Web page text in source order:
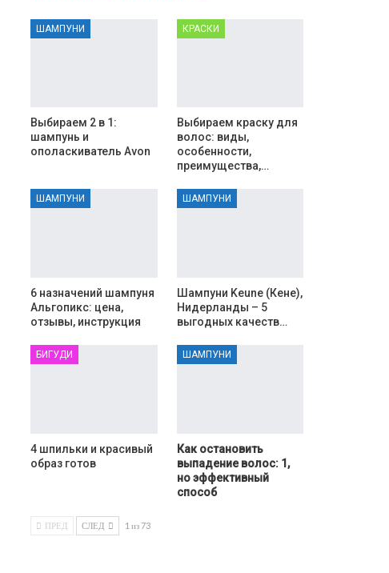
ШАМПУНИ
Выбираем 2 в 1:
шампунь и
ополаскиватель Avon
КРАСКИ
Выбираем краску для
волос: виды,
особенности,
преимущества,…
ШАМПУНИ
6 назначений шампуня
Альгопикс: цена,
отзывы, инструкция
ШАМПУНИ
Шампуни Keune (Кене),
Нидерланды – 5
выгодных качеств…
БИГУДИ
4 шпильки и красивый
образ готов
ШАМПУНИ
Как остановить
выпадение волос: 1,
но эффективный
способ
ПРЕД СЛЕД 1 из 73